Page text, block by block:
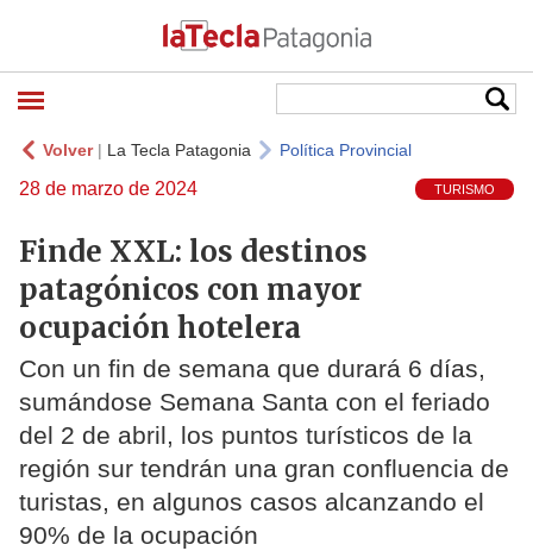
Volver| La Tecla Patagonia Política Provincial
28 de marzo de 2024 TURISMO
Finde XXL: los destinos
patagónicos con mayor
ocupación hotelera
Con un fin de semana que durará 6 días,
sumándose Semana Santa con el feriado
del 2 de abril, los puntos turísticos de la
región sur tendrán una gran confluencia de
turistas, en algunos casos alcanzando el
90% de la ocupación